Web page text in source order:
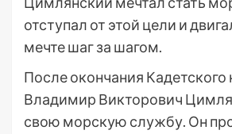
отступал от этой цели и
мечте шаг за шагом.
После окончания Кадетского
Владимир Викторович
свою морскую службу. Он